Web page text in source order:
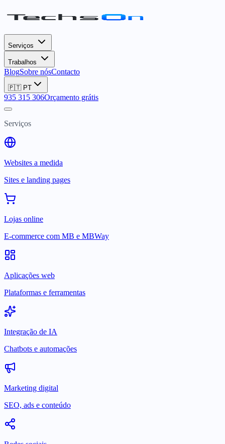
Serviços
Trabalhos
BlogSobre nósContacto
🇵🇹 PT
935 315 306Orçamento grátis
Serviços
Websites a medida
Sites e landing pages
Lojas online
E-commerce com MB e MBWay
Aplicações web
Plataformas e ferramentas
Integração de IA
Chatbots e automações
Marketing digital
SEO, ads e conteúdo